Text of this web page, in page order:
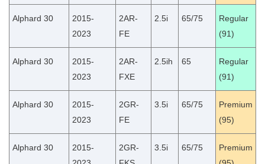
Alphard 30
2015-
2023
2AR-
FE
2.5i 65/75
Regular
(91)
Alphard 30
2015-
2023
2AR-
FXE
2.5ih 65
Regular
(91)
Alphard 30
2015-
2023
2GR-
FE
3.5i 65/75
Premium
(95)
Alphard 30
2015-
2GR-
3.5i 65/75
Premium